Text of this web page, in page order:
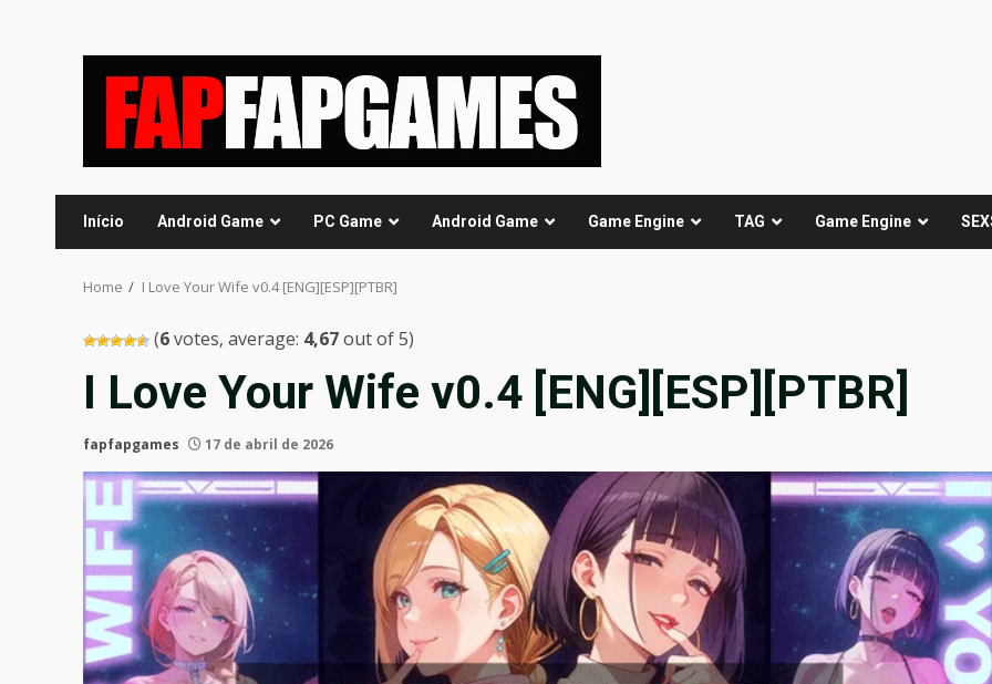
Início Android Game PC Game Android Game Game Engine TAG Game Engine
Home I Love Your Wife v0.4 [ENG][ESP][PTBR]
(6votes, average: 4,67out of 5)
I Love Your Wife v0.4 [ENG][ESP][PTBR]
fapfapgames 17 de abril de 2026